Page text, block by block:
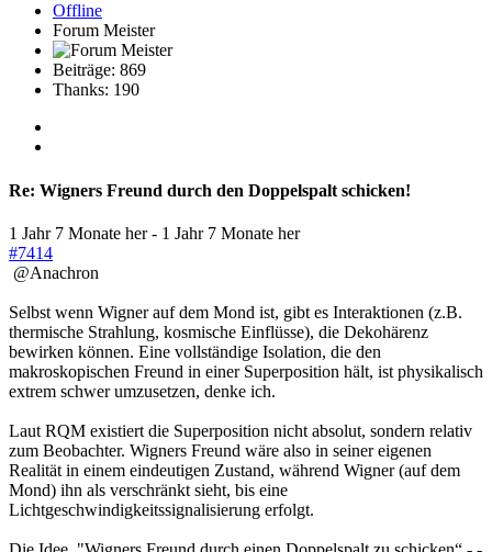
Offline
Forum Meister
Beiträge: 869
Thanks: 190
Re: Wigners Freund durch den Doppelspalt schicken!
1 Jahr 7 Monate her- 1 Jahr 7 Monate her
#7414
@Anachron
Selbst wenn Wigner auf dem Mond ist, gibt es Interaktionen (z.B.
thermische Strahlung, kosmische Einflüsse), die Dekohärenz
bewirken können. Eine vollständige Isolation, die den
makroskopischen Freund in einer Superposition hält, ist physikalisch
extrem schwer umzusetzen, denke ich.
Laut RQM existiert die Superposition nicht absolut, sondern relativ
zum Beobachter. Wigners Freund wäre also in seiner eigenen
Realität in einem eindeutigen Zustand, während Wigner (auf dem
Mond) ihn als verschränkt sieht, bis eine
Lichtgeschwindigkeitssignalisierung erfolgt.